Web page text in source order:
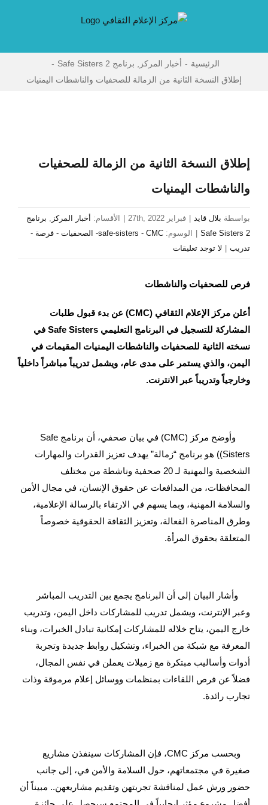
الرئيسية - أخبار المركز برنامج Safe Sisters 2
-
إطلاق النسخة الثانية من الزمالة للصحفيات والناشطات اليمنيات
صورة
أكبر
إطلاق النسخة الثانية من الزمالة للصحفيات
والناشطات اليمنيات
بواسطة بلال قايد فبراير 27th, 2022 الأقسام: أخبار المركز , برنامج
Safe Sisters 2
الوسوم:
safe-sisters - CMC- الصحفيات - فرصة -
تدريب
لا توجد تعليقات
فرص للصحفيات والناشطات
أعلن مركز الإعلام الثقافي (CMC) عن بدء قبول طلبات
المشاركة للتسجيل في البرنامج التعليمي Safe Sisters في
نسخته الثانية للصحفيات والناشطات اليمنيات المقيمات في
اليمن، والذي يستمر على مدى عام، ويشمل تدريباً مباشراً داخلياً
وخارجياً وتدريباً عبر الانترنت.
وأوضح مركز (CMC) في بيان صحفي، أن برنامج Safe
Sisters)) هو برنامج “زمالة” يهدف تعزيز القدرات والمهارات
الشخصية والمهنية لـ 20 صحفية وناشطة من مختلف
المحافظات، من المدافعات عن حقوق الإنسان، في مجال الأمن
والسلامة المهنية، وبما يسهم في الارتقاء بالرسالة الإعلامية،
وطرق المناصرة الفعالة، وتعزيز الثقافة الحقوقية خصوصاً
المتعلقة بحقوق المرأة.
وأشار البيان إلى أن البرنامج يجمع بين التدريب المباشر
وعبر الإنترنت، ويشمل تدريب للمشاركات داخل اليمن، وتدريب
خارج اليمن، يتاح خلاله للمشاركات إمكانية تبادل الخبرات، وبناء
المعرفة مع شبكة من الخبراء، وتشكيل روابط جديدة وتجربة
أدوات وأساليب مبتكرة مع زميلات يعملن في نفس المجال،
فضلاً عن فرص اللقاءات بمنظمات ووسائل إعلام مرموقة وذات
تجارب رائدة.
وبحسب مركز CMC، فإن المشاركات سينفذن مشاريع
صغيرة في مجتمعاتهم، حول السلامة والأمن في، إلى جانب
حضور ورش عمل لمناقشة تجربتهن وتقديم مشاريعهن.. مبيناً أن